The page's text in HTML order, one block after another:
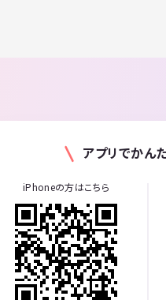
アプリでかん
iPhoneの方はこちら